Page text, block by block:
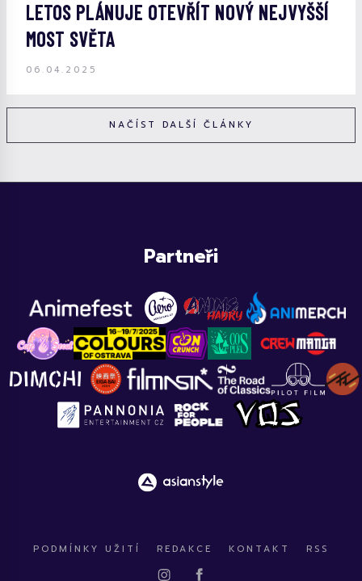
LETOS PLÁNUJE OTEVŘÍT NOVÝ NEJVYŠŠÍ
MOST SVĚTA
06.04.2025
NAČÍST DALŠÍ ČLÁNKY
Partneři
PODMÍNKY UŽITÍ REDAKCE KONTAKT RSS